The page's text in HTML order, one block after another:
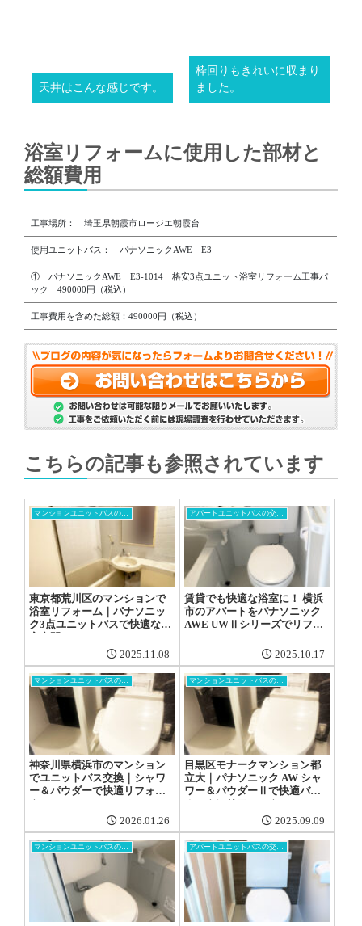
天井はこんな感じです。
枠回りもきれいに収まり
ました。
浴室リフォームに使用した部材と
総額費用
工事場所： 埼玉県朝霞市ロージエ朝霞台
使用ユニットバス： パナソニックAWE E3
① パナソニックAWE E3-1014 格安3点ユニット浴室リフォーム工事パ
ック 490000円（税込）
工事費用を含めた総額：490000円（税込）
こちらの記事も参照されています
東京都荒川区のマンションで
浴室リフォーム｜パナソニッ
ク3点ユニットバスで快適な浴
室空間に
2025.11.08
賃貸でも快適な浴室に！ 横浜
市のアパートをパナソニック
AWE UWⅡシリーズでリフォ
ーム
2025.10.17
神奈川県横浜市のマンション
でユニットバス交換｜シャワ
ー＆パウダーで快適リフォー
ム
2026.01.26
目黒区モナークマンション都
立大｜パナソニック AW シャ
ワー＆パウダーⅡで快適バス
ルームにリフォーム
2025.09.09
マンションユニットバスの交換工事 アパートユニットバスの交換工事